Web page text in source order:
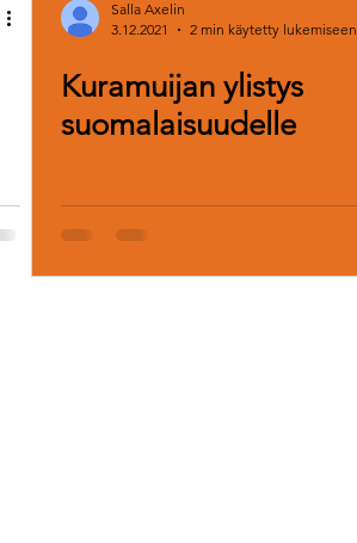
Salla Axelin
3.12.2021
2 min käytetty lukemiseen
Kuramuijan ylistys
suomalaisuudelle